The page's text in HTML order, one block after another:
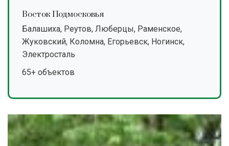
Восток Подмосковья
Балашиха, Реутов, Люберцы, Раменское,
Жуковский, Коломна, Егорьевск, Ногинск,
Электросталь
65+ объектов